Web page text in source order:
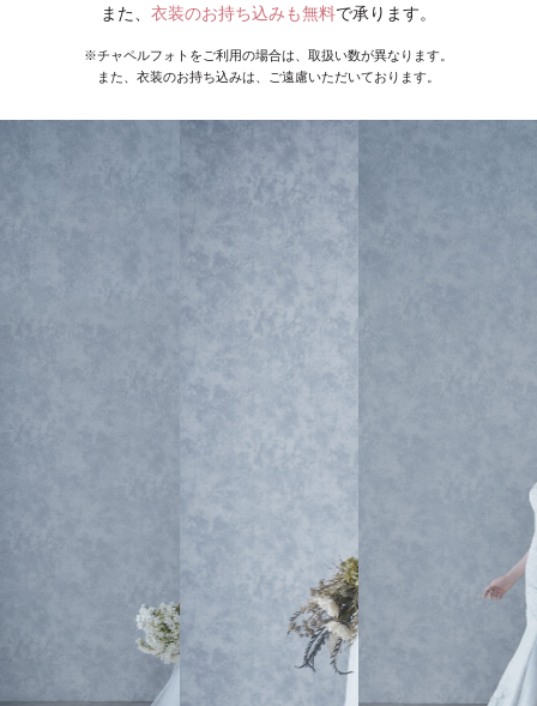
また、 衣装のお持ち込みも無料で承ります。
※チャペルフォトをご利用の場合は、取扱い数が異なります。
また、衣装のお持ち込みは、ご遠慮いただいております。